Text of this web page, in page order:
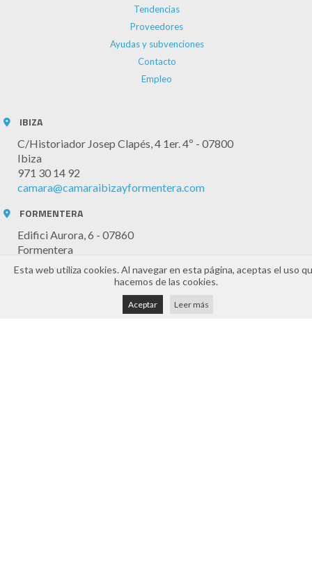
Tendencias
Proveedores
Ayudas y subvenciones
Contacto
Empleo
IBIZA
C/Historiador Josep Clapés, 4 1er. 4º - 07800
Ibiza
971 30 14 92
camara@camaraibizayformentera.com
FORMENTERA
Edifici Aurora, 6 - 07860
Formentera
971 32 20 61
camaraformentera@cceif.es
Esta web utiliza cookies. Al navegar en esta página, aceptas el uso
hacemos de las cookies.
Aceptar Leer más